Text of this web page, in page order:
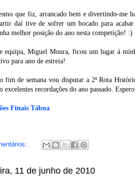
que fiz, arrancado bem e divertindo-me
daí tive de sofrer um bocado para
melhor posição do ano nesta competição! :)
equipa, Miguel Moura, ficou um lugar á
para ano de estreia!
fim de semana vou disputar a 2ª Rota
excelentes recordações do ano passado.
Finais Tábua
11 de junho de 2010